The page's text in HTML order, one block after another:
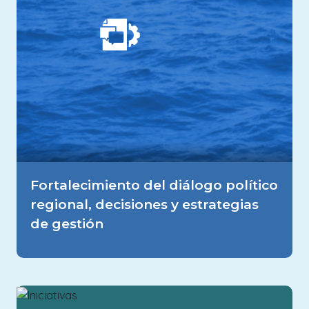
Image
Fortalecimiento del diálogo político
regional, decisiones y estrategias
de gestión
Las autoridades competentes del
Pacífico Sudeste aplican estrategias de
gestión coordinadas para la
conservación de la megafauna marina
migratoria.
Image
Image